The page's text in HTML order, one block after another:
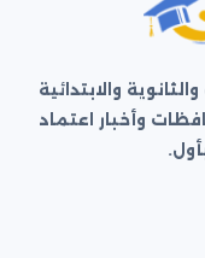
والابتدائية
وأخبار اعتماد